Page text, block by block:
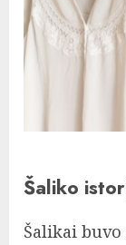
Šaliko
Šalikai